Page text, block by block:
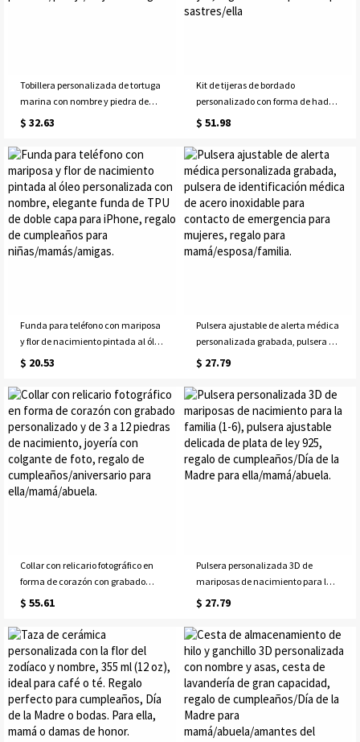
Tobillera personalizada de tortuga
marina con nombre y piedra de
nacimiento, plata de ley 925,
cumpleaños/aniversario para
ella/pareja/mejores amigas.
$ 32.63
Kit de tijeras de bordado
personalizado con forma de hada
de la flor de nacimiento y nombre,
europea antigua para viajes,
regalo de cumpleaños para
sastres/ella
$ 51.98
Funda para teléfono con mariposa
y flor de nacimiento pintada al óleo
personalizada con nombre,
capa para iPhone, regalo de
cumpleaños para
niñas/mamás/amigas.
$ 20.53
Pulsera ajustable de alerta médica
personalizada grabada, pulsera de
identificación médica de acero
emergencia para mujeres, regalo
para mamá/esposa/familia.
$ 27.79
Collar con relicario fotográfico en
forma de corazón con grabado
personalizado y de 3 a 12 piedras
colgante de foto, regalo de
cumpleaños/aniversario para
ella/mamá/abuela.
$ 55.61
Pulsera personalizada 3D de
mariposas de nacimiento para la
familia (1-6), pulsera ajustable
de cumpleaños/Día de la Madre
para ella/mamá/abuela.
$ 27.79